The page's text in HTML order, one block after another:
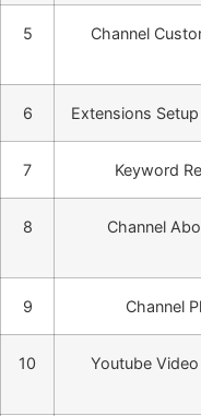
5
Channel
6 Extensions
7 Keyword
8
Channel
9 Channel
10
Youtube